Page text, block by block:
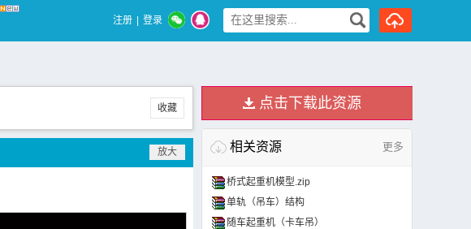
注册 登录
收藏 点击下载此资源
相关资源 更多
桥式起重机模型.zip
单轨（吊车）结构
随车起重机（卡车吊）